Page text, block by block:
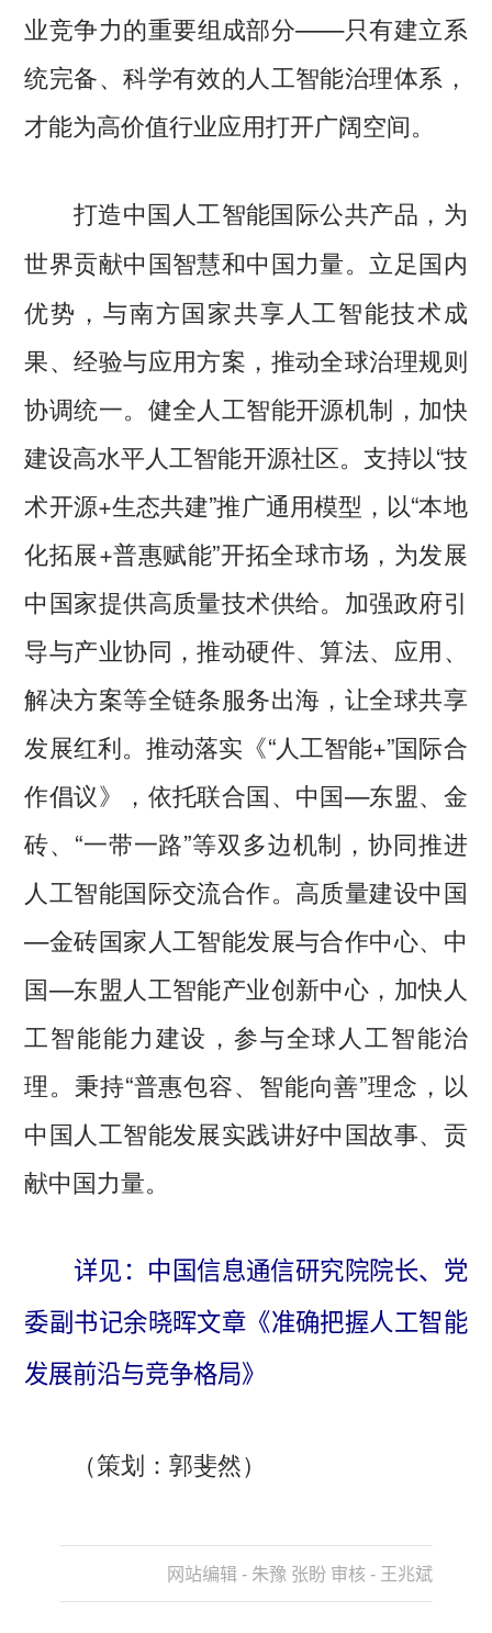
业竞争力的重要组成部分——只有建立系
统完备、科学有效的人工智能治理体系，
才能为高价值行业应用打开广阔空间。
打造中国人工智能国际公共产品，为
世界贡献中国智慧和中国力量。 立足国内
优势，与南方国家共享人工智能技术成
果、经验与应用方案，推动全球治理规则
协调统一。健全人工智能开源机制，加快
建设高水平人工智能开源社区。支持以“技
术开源+生态共建”推广通用模型，以“本地
化拓展+普惠赋能”开拓全球市场，为发展
中国家提供高质量技术供给。加强政府引
导与产业协同，推动硬件、算法、应用、
解决方案等全链条服务出海，让全球共享
发展红利。推动落实《“人工智能+”国际合
作倡议》，依托联合国、中国—东盟、金
砖、“一带一路”等双多边机制，协同推进
人工智能国际交流合作。高质量建设中国
—金砖国家人工智能发展与合作中心、中
国—东盟人工智能产业创新中心，加快人
工智能能力建设，参与全球人工智能治
理。秉持“普惠包容、智能向善”理念，以
中国人工智能发展实践讲好中国故事、贡
献中国力量。
详见：中国信息通信研究院院长、党
委副书记余晓晖文章《准确把握人工智能
发展前沿与竞争格局》
（策划：郭斐然）
网站编辑 - 朱豫 张盼 审核 - 王兆斌